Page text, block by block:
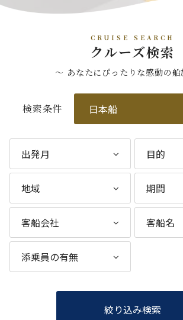
CRUISE SEARCH
クルーズ検索
〜 あなたにぴったりな感動の船
検索条件
絞り込み検索